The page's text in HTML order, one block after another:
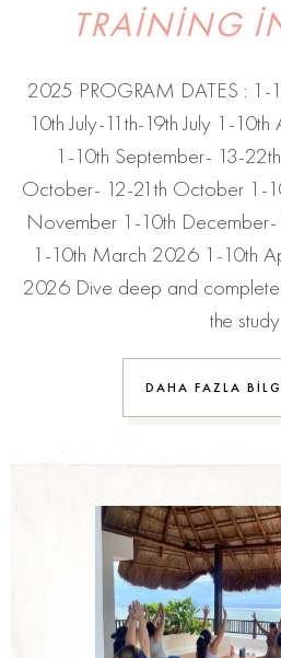
TRAINING
2025 PROGRAM DATES : 1-
10th July-11th-19th July 1-
1-10th September- 13-
October- 12-21th October 1-
November 1-10th
1-10th March 2026 1-10th
2026 Dive deep and
the study
DAHA FAZLA